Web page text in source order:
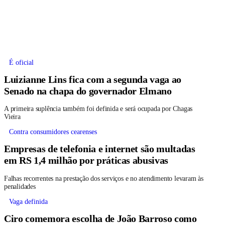
É oficial
Luizianne Lins fica com a segunda vaga ao
Senado na chapa do governador Elmano
A primeira suplência também foi definida e será ocupada por Chagas
Vieira
Contra consumidores cearenses
Empresas de telefonia e internet são multadas
em RS 1,4 milhão por práticas abusivas
Falhas recorrentes na prestação dos serviços e no atendimento levaram às
penalidades
Vaga definida
Ciro comemora escolha de João Barroso como